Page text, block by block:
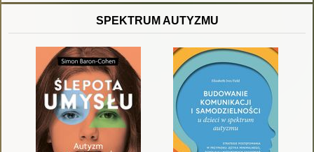
SPEKTRUM AUTYZMU